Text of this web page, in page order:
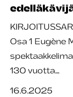
Osa 1 Eugène
130 vuotta…
16.6.2025